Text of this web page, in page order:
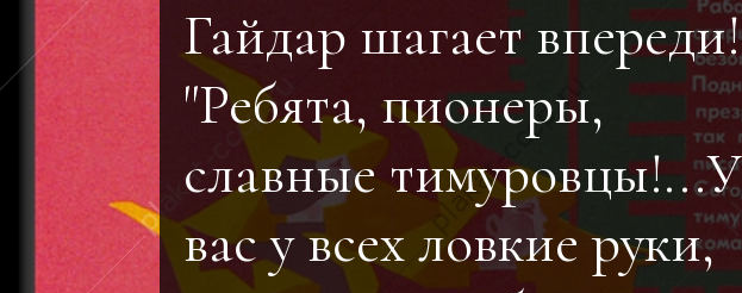
Гайдар шагает впереди!
"Ребята, пионеры,
славные тимуровцы!...У
вас у всех ловкие руки,